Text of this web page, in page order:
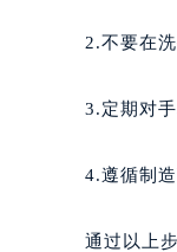
2.不要在
3.定期对
4.遵循制
通过以上